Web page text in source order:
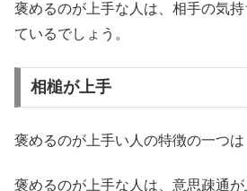
褒めるのが上手な人は、相手の気
ているでしょう。
相槌が上手
褒めるのが上手い人の特徴の一つは
褒めるのが上手な人は、意思疎通